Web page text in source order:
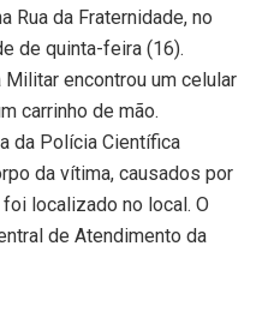
Rua da Fraternidade, no
de quinta-feira (16).
encontrou um celular
carrinho de mão.
da Polícia Científica
da vítima, causados por
localizado no local. O
de Atendimento da